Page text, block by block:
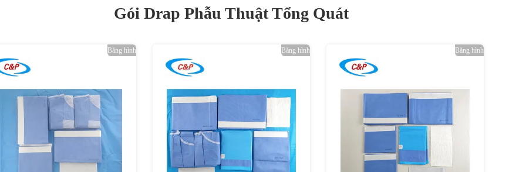
Gói Drap Phẫu Thuật Tổng Quát
Băng hình Băng hình Băng hình